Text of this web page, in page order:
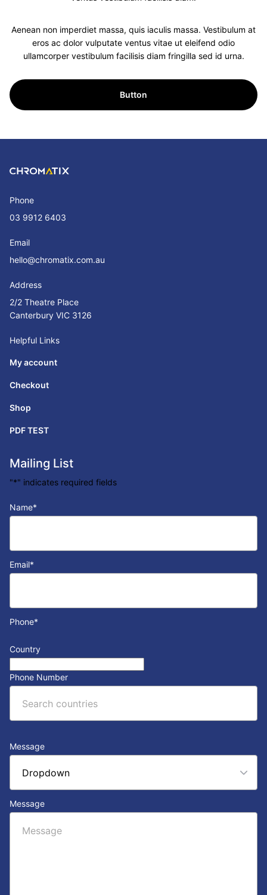
Aenean non imperdiet massa, quis iaculis massa. Vestibulum at
eros ac dolor vulputate ventus vitae ut eleifend odio
ullamcorper vestibulum facilisis diam fringilla sed id urna.
Button
Phone
03 9912 6403
Email
hello@chromatix.com.au
Address
2/2 Theatre Place
Canterbury VIC 3126
Helpful Links
My account
Checkout
Shop
PDF TEST
Mailing List
"*" indicates required fields
Name*
Email*
Phone*
Country
Phone Number
Message
Message